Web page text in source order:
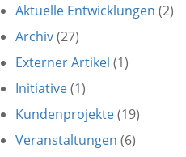
Aktuelle Entwicklungen (2)
Archiv(27)
Externer Artikel (1)
Initiative(1)
Kundenprojekte(19)
Veranstaltungen (6)